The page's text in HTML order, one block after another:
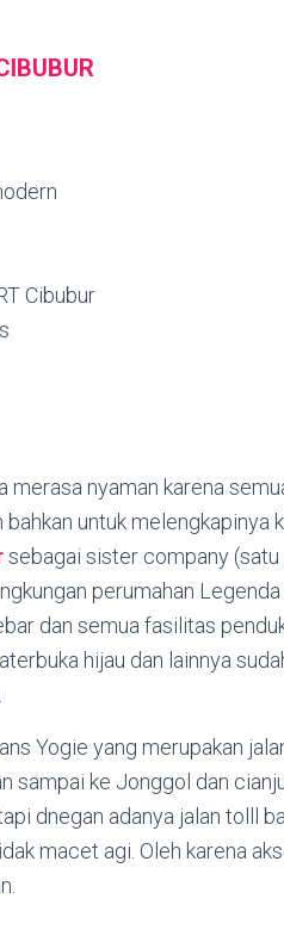
Cibubur
merasa nyaman karena
untuk melengkapinya
sebagai sister company (satu
perumahan
dan semua fasilitas
hijau dan lainnya
Yogie yang merupakan
sampai ke Jonggol dan
dnegan adanya jalan tolll
macet agi. Oleh karena